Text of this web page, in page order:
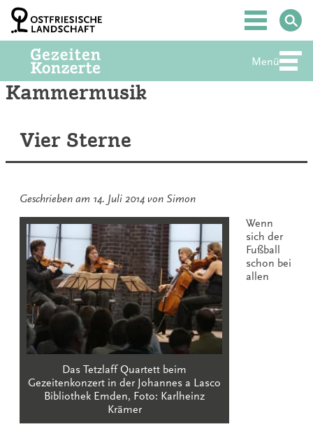
Zum
Inhalt
springen
Hauptmenü
Menü
Kammermusik
Vier Sterne
Geschrieben am 14. Juli 2014 von Simon
Das Tetzlaff Quartett beim
Gezeitenkonzert in der Johannes a Lasco
Bibliothek Emden, Foto: Karlheinz
Krämer
Wenn
sich der
Fußball
schon bei
allen